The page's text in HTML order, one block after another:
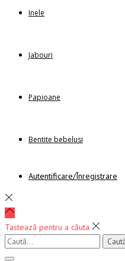
Inele
Jabouri
Papioane
Bentite bebelusi
Autentificare/Înregistrare
Tastează pentru a căuta
Caută: